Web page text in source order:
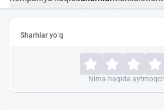
Sharhlar yo‘q
Nima haqida